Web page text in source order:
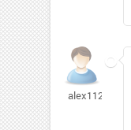
alex112010739